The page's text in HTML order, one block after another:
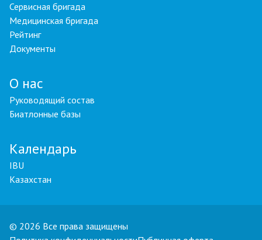
Сервисная бригада
Медицинская бригада
Рейтинг
Документы
О нас
Руководящий состав
Биатлонные базы
Календарь
IBU
Казахстан
© 2026 Все права защищены